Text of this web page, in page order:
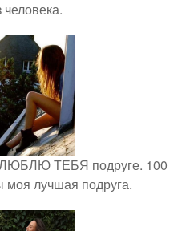
человека.
ЛЮБЛЮ ТЕБЯ подруге. 100
моя лучшая подруга.